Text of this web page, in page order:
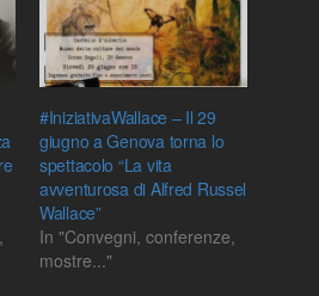
#IniziativaWallace – Il 29
giugno a Genova torna lo
spettacolo “La vita
avventurosa di Alfred Russel
Wallace”
In "Convegni, conferenze,
mostre..."